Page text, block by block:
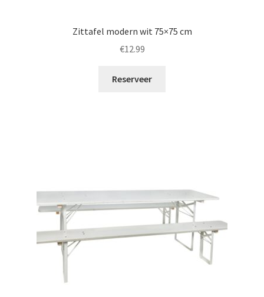
Zittafel modern wit 75×75 cm
€12.99
Reserveer